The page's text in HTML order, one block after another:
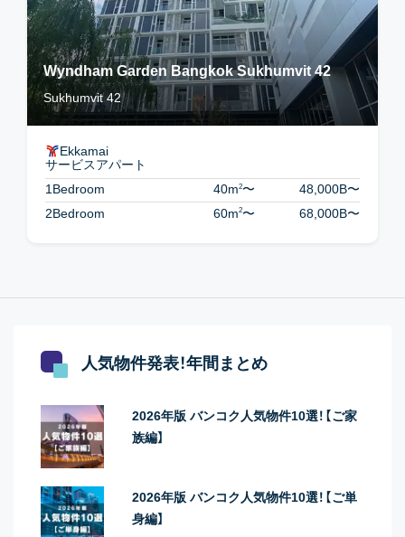
Wyndham Garden Bangkok Sukhumvit 42
Sukhumvit 42
Ekkamai
サービスアパート
1Bedroom
40m2〜 48,000B〜
2Bedroom
60m2〜 68,000B〜
人気物件発表！年間まとめ
2026年版 バンコク人気物件10選！【ご家
族編】
2026年版 バンコク人気物件10選！【ご単
身編】